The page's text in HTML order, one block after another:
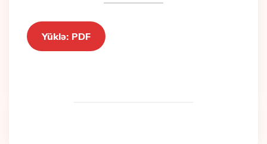
Yüklə: PDF